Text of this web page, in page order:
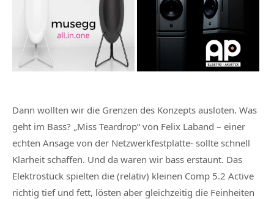
Dann wollten wir die Grenzen des Konzepts ausloten. Was
geht im Bass? „Miss Teardrop“ von Felix Laband – einer
echten Ansage von der Netzwerkfestplatte- sollte schnell
Klarheit schaffen. Und da waren wir bass erstaunt. Das
Elektrostück spielten die (relativ) kleinen Comp 5.2 Active
richtig tief und fett, lösten aber gleichzeitig die Feinheiten